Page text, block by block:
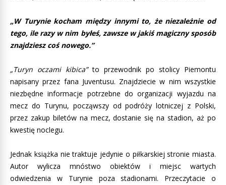
„W Turynie kocham między innymi to, że niezależnie od
tego, ile razy w nim byłeś, zawsze w jakiś magiczny sposób
znajdziesz coś nowego.”
„Turyn oczami kibica”to przewodnik po stolicy Piemontu
napisany przez fana Juventusu. Znajdziecie w nim wszystkie
niezbędne informacje potrzebne do organizacji wyjazdu na
mecz do Turynu, począwszy od podróży lotniczej z Polski,
przez zakup biletów na mecz, dostanie się na stadion, aż po
kwestię noclegu.
Jednak książka nie traktuje jedynie o piłkarskiej stronie miasta.
Autor wylicza mnóstwo obiektów i miejsc wartych
odwiedzenia w Turynie poza stadionami. Przeczytacie o